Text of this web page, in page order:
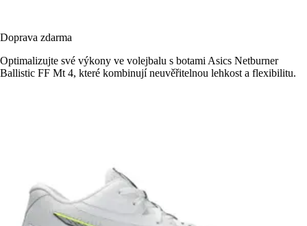
Doprava zdarma
Optimalizujte své výkony ve volejbalu s botami Asics Netburner
Ballistic FF Mt 4, které kombinují neuvěřitelnou lehkost a flexibilitu.